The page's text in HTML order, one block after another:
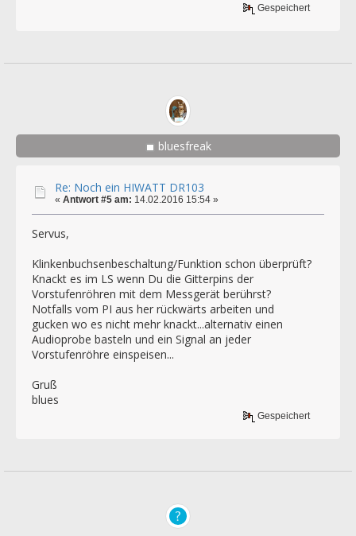
Gespeichert
bluesfreak
Re: Noch ein HIWATT DR103
« Antwort #5 am: 14.02.2016 15:54 »
Servus,
Klinkenbuchsenbeschaltung/Funktion schon überprüft?
Knackt es im LS wenn Du die Gitterpins der
Vorstufenröhren mit dem Messgerät berührst?
Notfalls vom PI aus her rückwärts arbeiten und
gucken wo es nicht mehr knackt...alternativ einen
Audioprobe basteln und ein Signal an jeder
Vorstufenröhre einspeisen...
Gruß
blues
Gespeichert